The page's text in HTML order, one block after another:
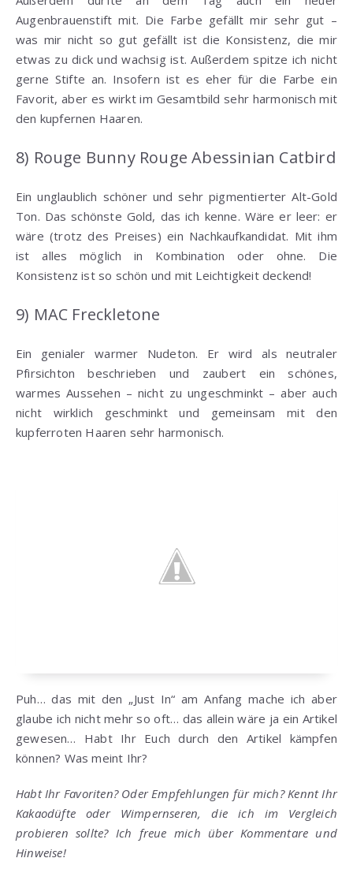
Augenbrauenstift mit. Die Farbe gefällt mir sehr gut –
was mir nicht so gut gefällt ist die Konsistenz, die mir
etwas zu dick und wachsig ist. Außerdem spitze ich nicht
gerne Stifte an. Insofern ist es eher für die Farbe ein
Favorit, aber es wirkt im Gesamtbild sehr harmonisch mit
den kupfernen Haaren.
8) Rouge Bunny Rouge Abessinian Catbird
Ein unglaublich schöner und sehr pigmentierter Alt-Gold
Ton. Das schönste Gold, das ich kenne. Wäre er leer: er
wäre (trotz des Preises) ein Nachkaufkandidat. Mit ihm
ist alles möglich in Kombination oder ohne. Die
Konsistenz ist so schön und mit Leichtigkeit deckend!
9) MAC Freckletone
Ein genialer warmer Nudeton. Er wird als neutraler
Pfirsichton beschrieben und zaubert ein schönes,
warmes Aussehen – nicht zu ungeschminkt – aber auch
nicht wirklich geschminkt und gemeinsam mit den
kupferroten Haaren sehr harmonisch.
Puh… das mit den „Just In“ am Anfang mache ich aber
glaube ich nicht mehr so oft… das allein wäre ja ein Artikel
gewesen… Habt Ihr Euch durch den Artikel kämpfen
können? Was meint Ihr?
Habt Ihr Favoriten? Oder Empfehlungen für mich? Kennt Ihr
Kakaodüfte oder Wimpernseren, die ich im Vergleich
probieren sollte? Ich freue mich über Kommentare und
Hinweise!